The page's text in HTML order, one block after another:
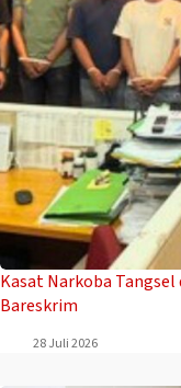
Kasat Narkoba Tangsel
Bareskrim
28 Juli 2026